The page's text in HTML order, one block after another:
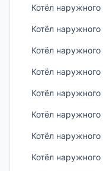
Котёл
Котёл
Котёл
Котёл
Котёл
Котёл
Котёл
Котёл